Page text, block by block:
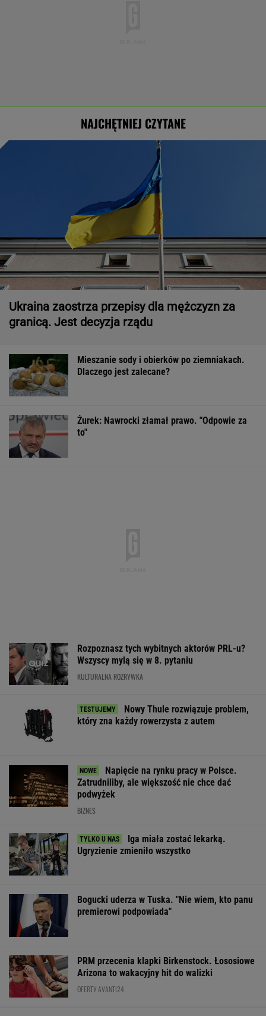
NAJCHĘTNIEJ CZYTANE
Ukraina zaostrza przepisy dla mężczyzn za
granicą. Jest decyzja rządu
Mieszanie sody i obierków po ziemniakach.
Dlaczego jest zalecane?
Żurek: Nawrocki złamał prawo. "Odpowie za
to"
Rozpoznasz tych wybitnych aktorów PRL-u?
Wszyscy mylą się w 8. pytaniu
KULTURALNA ROZRYWKA
Nowy Thule rozwiązuje problem,
który zna każdy rowerzysta z autem
Napięcie na rynku pracy w Polsce.
Zatrudniliby, ale większość nie chce dać
podwyżek
BIZNES
Iga miała zostać lekarką.
Ugryzienie zmieniło wszystko
Bogucki uderza w Tuska. "Nie wiem, kto panu
premierowi podpowiada"
PRM przecenia klapki Birkenstock. Łososiowe
Arizona to wakacyjny hit do walizki
OFERTY AVANTI24